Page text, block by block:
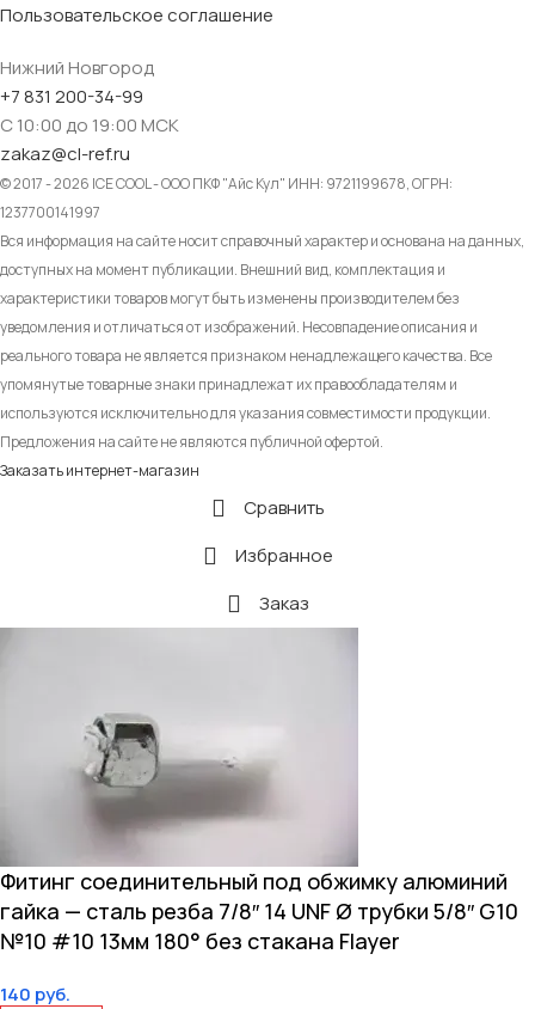
Пользовательское соглашение
Нижний Новгород
+7 831 200-34-99
С 10:00 до 19:00 МСК
zakaz@cl-ref.ru
© 2017 - 2026 ICE COOL - ООО ПКФ "Айс Кул" ИНН: 9721199678, ОГРН:
1237700141997
Вся информация на сайте носит справочный характер и основана на данных,
доступных на момент публикации. Внешний вид, комплектация и
характеристики товаров могут быть изменены производителем без
уведомления и отличаться от изображений. Несовпадение описания и
реального товара не является признаком ненадлежащего качества. Все
упомянутые товарные знаки принадлежат их правообладателям и
используются исключительно для указания совместимости продукции.
Предложения на сайте не являются публичной офертой.
Заказать интернет-магазин
Сравнить
Избранное
Заказ
Фитинг соединительный под обжимку алюминий
гайка — сталь резба 7/8″ 14 UNF Ø трубки 5/8″ G10
№10 #10 13мм 180° без стакана Flayer
140 руб.